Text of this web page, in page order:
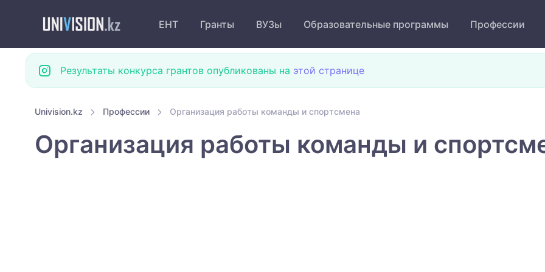
ЕНТ Гранты ВУЗы Образовательные программы Профессии
Результаты конкурса грантов опубликованы на этой странице
Univision.kz Профессии Организация работы команды и спортсмена
Организация работы команды и